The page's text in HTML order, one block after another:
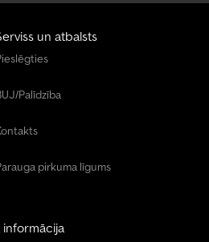
un atbalsts
Palīdzība
pirkuma līgums